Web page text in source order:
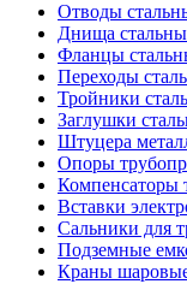
Отводы
Днища
Фланцы
Переходы
Тройники
Заглушки
Штуцера
Опоры
Компенсаторы
Вставки
Сальники для
Подземные
Краны